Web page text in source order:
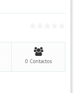
0 Contactos